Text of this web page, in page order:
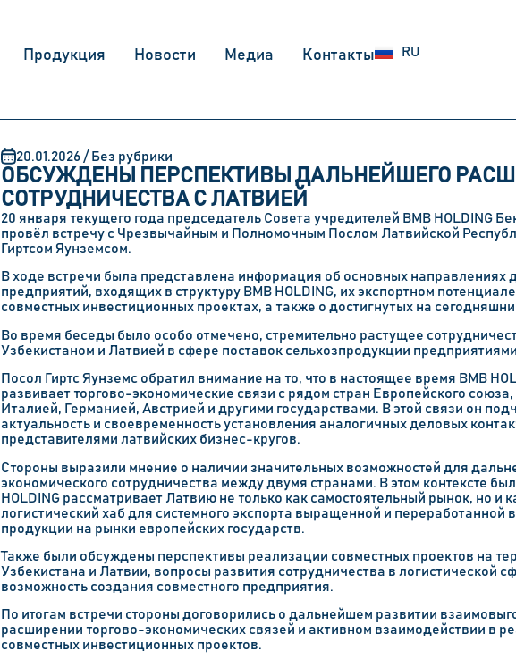
Продукция Новости Медиа Контакты RU
UZ
20.01.2026 / Без рубрики
ОБСУЖДЕНЫ ПЕРСПЕКТИВЫ ДАЛЬНЕЙШЕГО
СОТРУДНИЧЕСТВА С ЛАТВИЕЙ
20 января текущего года председатель Совета учредителей BMB HOLDING
провёл встречу с Чрезвычайным и Полномочным Послом Латвийской
Гиртсом Яунземсом.
В ходе встречи была представлена информация об основных направлениях
предприятий, входящих в структуру BMB HOLDING, их экспортном
совместных инвестиционных проектах, а также о достигнутых на
Во время беседы было особо отмечено, стремительно растущее
Узбекистаном и Латвией в сфере поставок сельхозпродукции
Посол Гиртс Яунземс обратил внимание на то, что в настоящее время BMB
развивает торгово-экономические связи с рядом стран Европейского союза,
Италией, Германией, Австрией и другими государствами. В этой связи он
актуальность и своевременность установления аналогичных деловых
представителями латвийских бизнес-кругов.
Стороны выразили мнение о наличии значительных возможностей для
экономического сотрудничества между двумя странами. В этом контексте
HOLDING рассматривает Латвию не только как самостоятельный рынок, но и
логистический хаб для системного экспорта выращенной и переработанной
продукции на рынки европейских государств.
Также были обсуждены перспективы реализации совместных проектов на
Узбекистана и Латвии, вопросы развития сотрудничества в логистической
возможность создания совместного предприятия.
По итогам встречи стороны договорились о дальнейшем развитии
расширении торгово-экономических связей и активном взаимодействии в
совместных инвестиционных проектов.